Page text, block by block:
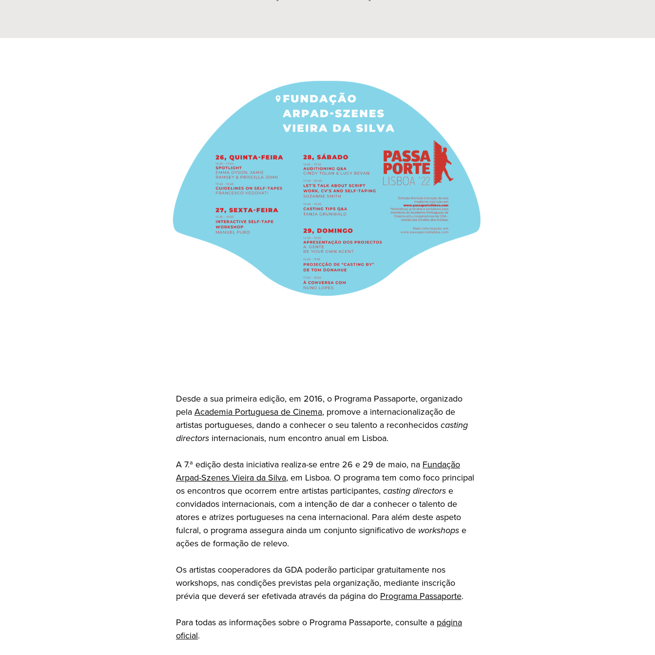
Desde a sua primeira edição, em 2016, o Programa Passaporte, organizado
pelaAcademia Portuguesa de Cinema, promove a internacionalização de
artistas portugueses, dando a conhecer o seu talento a reconhecidoscasting
directors internacionais, num encontro anual em Lisboa.
A 7.ª edição desta iniciativa realiza-se entre 26 e 29 de maio, naFundação
Arpad-Szenes Vieira da Silva, em Lisboa. O programa tem como foco principal
os encontros que ocorrem entre artistas participantes, casting directorse
convidados internacionais, com a intenção de dar a conhecer o talento de
atores e atrizes portugueses na cena internacional. Para além deste aspeto
fulcral, o programa assegura ainda um conjunto significativo de workshopse
ações de formação de relevo.
Os artistas cooperadores da GDA poderão participar gratuitamente nos
workshops, nas condições previstas pela organização, mediante inscrição
prévia que deverá ser efetivada através da página doPrograma Passaporte.
Para todas as informações sobre o Programa Passaporte, consulte a página
oficial.